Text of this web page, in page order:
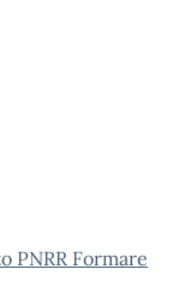
PNRR Formare